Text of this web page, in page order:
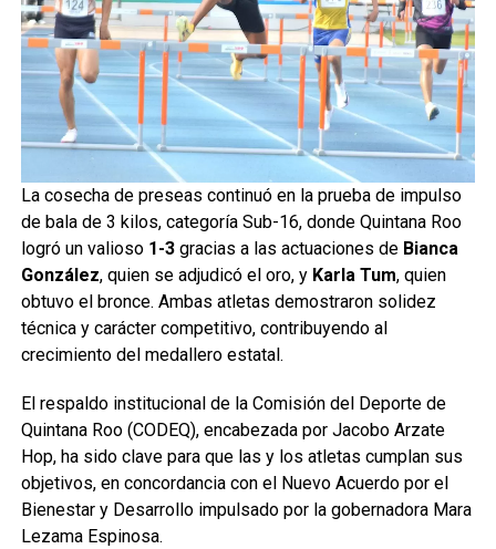
La cosecha de preseas continuó en la prueba de impulso
de bala de 3 kilos, categoría Sub-16, donde Quintana Roo
logró un valioso 1-3gracias a las actuaciones de Bianca
González, quien se adjudicó el oro, y Karla Tum, quien
obtuvo el bronce. Ambas atletas demostraron solidez
técnica y carácter competitivo, contribuyendo al
crecimiento del medallero estatal.
El respaldo institucional de la Comisión del Deporte de
Quintana Roo (CODEQ), encabezada por Jacobo Arzate
Hop, ha sido clave para que las y los atletas cumplan sus
objetivos, en concordancia con el Nuevo Acuerdo por el
Bienestar y Desarrollo impulsado por la gobernadora Mara
Lezama Espinosa.